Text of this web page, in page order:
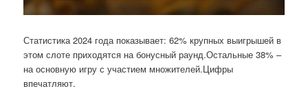
Статистика 2024 года показывает: 62% крупных выигрышей в
этом слоте приходятся на бонусный раунд.Остальные 38% –
на основную игру с участием множителей.Цифры
впечатляют.